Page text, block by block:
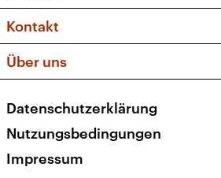
Kakadu – Das
Frequenzen (UKW + DAB+)
FAQ
Apps
Newsletter
Veranstaltungen
Kontakt
Social Media
Über uns
Presse
Karriere
Transparenz
Datenschutzerklärung
Nutzungsbedingungen
Impressum